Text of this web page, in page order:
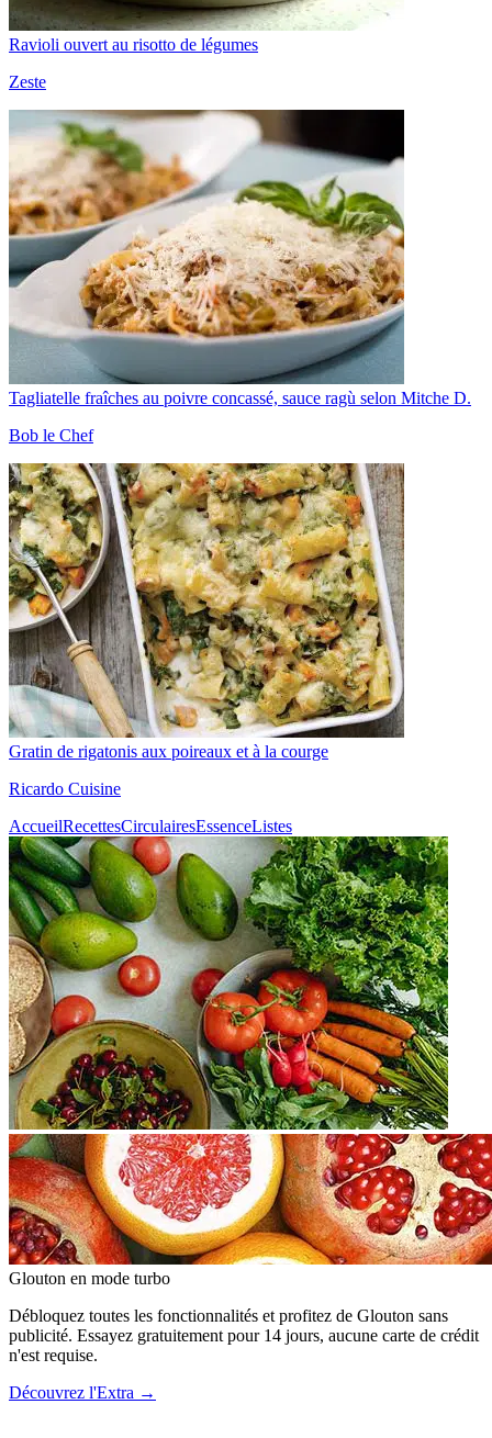
Ravioli ouvert au risotto de légumes
Zeste
Tagliatelle fraîches au poivre concassé, sauce ragù selon Mitche D.
Bob le Chef
Gratin de rigatonis aux poireaux et à la courge
Ricardo Cuisine
AccueilRecettesCirculairesEssenceListes
Glouton en mode turbo
Débloquez toutes les fonctionnalités et profitez de Glouton sans
publicité. Essayez gratuitement pour 14 jours, aucune carte de crédit
n'est requise.
Découvrez l'Extra →